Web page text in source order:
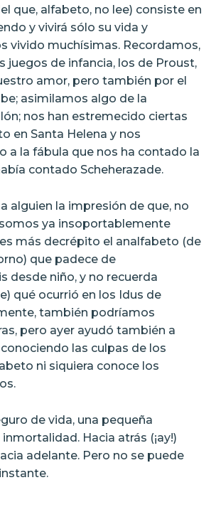
que, alfabeto, no lee) consiste en
y vivirá sólo su vida y
vivido muchísimas. Recordamos,
juegos de infancia, los de Proust,
amor, pero también por el
asimilamos algo de la
nos han estremecido ciertas
en Santa Helena y nos
a la fábula que nos ha contado la
contado Scheherazade.
alguien la impresión de que, no
ya insoportablemente
más decrépito el analfabeto (de
que padece de
desde niño, y no recuerda
qué ocurrió en los Idus de
también podríamos
pero ayer ayudó también a
las culpas de los
ni siquiera conoce los
de vida, una pequeña
Hacia atrás (¡ay!)
adelante. Pero no se puede